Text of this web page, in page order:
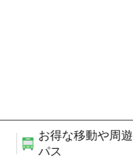
お得な移動や周遊
パス